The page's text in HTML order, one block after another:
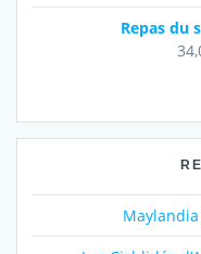
Repas du